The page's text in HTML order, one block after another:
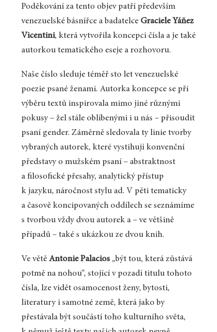
Poděkování za tento objev patří především
venezuelské básnířce a badatelce Graciele Yáñez
Vicentini, která vytvořila koncepci čísla a je také
autorkou tematického eseje a rozhovoru.
Naše číslo sleduje téměř sto let venezuelské
poezie psané ženami. Autorka koncepce se při
výběru textů inspirovala mimo jiné různými
pokusy – žel stále oblíbenými i u nás – přisoudit
psaní gender. Záměrně sledovala ty linie tvorby
vybraných autorek, které vystihují konvenční
představy o mužském psaní – abstraktnost
a filosofické přesahy, analytický přístup
k jazyku, náročnost stylu ad. V pěti tematicky
a časově koncipovaných oddílech se seznámíme
s tvorbou vždy dvou autorek a – ve většině
případů – také s ukázkou ze dvou knih.
Ve větě Antonie Palacios„být tou, která zůstává
potmě na nohou“, stojící v pozadí titulu tohoto
čísla, lze vidět osamocenost ženy, bytosti,
literatury i samotné země, která jako by
přestávala být součástí toho kulturního světa,